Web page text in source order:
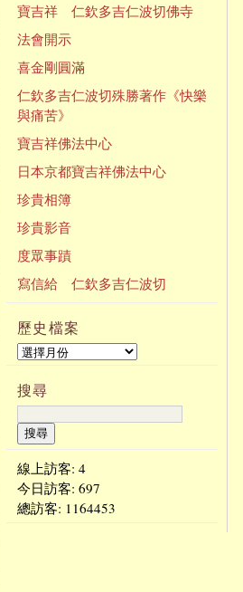
寶吉祥 仁欽多吉仁波切佛寺
法會開示
喜金剛圓滿
仁欽多吉仁波切殊勝著作《快樂
與痛苦》
寶吉祥佛法中心
日本京都寶吉祥佛法中心
珍貴相簿
珍貴影音
度眾事蹟
寫信給 仁欽多吉仁波切
歷史檔案
搜尋
線上訪客: 4
今日訪客: 697
總訪客: 1164453